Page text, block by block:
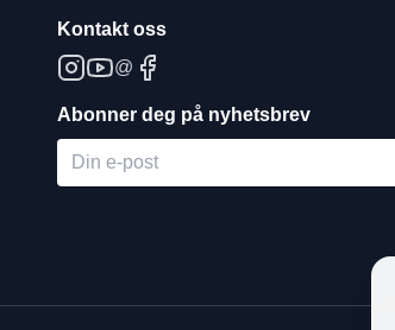
Kontakt oss
@
Abonner deg på nyhetsbrev